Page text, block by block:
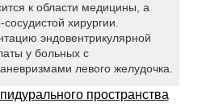
к области медицины, а
хирургии.
эндовентрикулярной
у больных с
левого желудочка.
пространства